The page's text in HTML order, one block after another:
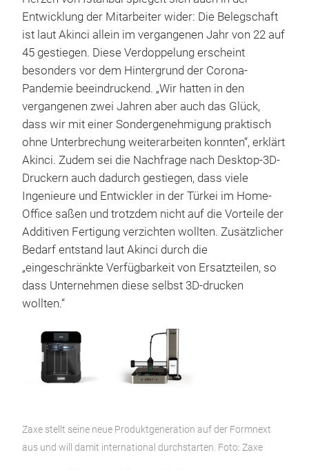
Entwicklung der Mitarbeiter wider: Die Belegschaft
ist laut Akinci allein im vergangenen Jahr von 22 auf
45 gestiegen. Diese Verdoppelung erscheint
besonders vor dem Hintergrund der Corona-
Pandemie beeindruckend. „Wir hatten in den
vergangenen zwei Jahren aber auch das Glück,
dass wir mit einer Sondergenehmigung praktisch
ohne Unterbrechung weiterarbeiten konnten“, erklärt
Akinci. Zudem sei die Nachfrage nach Desktop-3D-
Druckern auch dadurch gestiegen, dass viele
Ingenieure und Entwickler in der Türkei im Home-
Office saßen und trotzdem nicht auf die Vorteile der
Additiven Fertigung verzichten wollten. Zusätzlicher
Bedarf entstand laut Akinci durch die
„eingeschränkte Verfügbarkeit von Ersatzteilen, so
dass Unternehmen diese selbst 3D-drucken
wollten.“
Zaxe stellt seine neue Produktgeneration auf der Formnext
aus und will damit international durchstarten. Foto: Zaxe